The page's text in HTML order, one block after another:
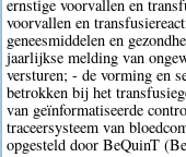
ernstige voorvallen en
voorvallen en
geneesmiddelen en
jaarlijkse melding van
versturen; - de vorming en
betrokken bij het
van geïnformatiseerde
traceersysteem van
opgesteld door BeQuinT